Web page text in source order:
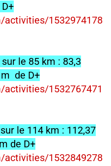
1532974178
le 85 km : 83,3
de D+
1532767471
le 114 km : 112,37
de D+
1532849278